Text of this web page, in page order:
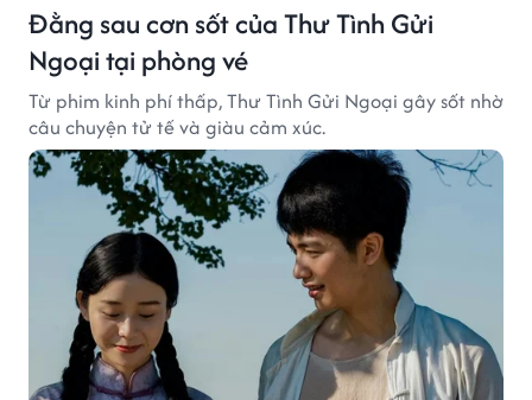
Đằng sau cơn sốt của Thư Tình Gửi
Ngoại tại phòng vé
Từ phim kinh phí thấp, Thư Tình Gửi Ngoại gây sốt nhờ
câu chuyện tử tế và giàu cảm xúc.